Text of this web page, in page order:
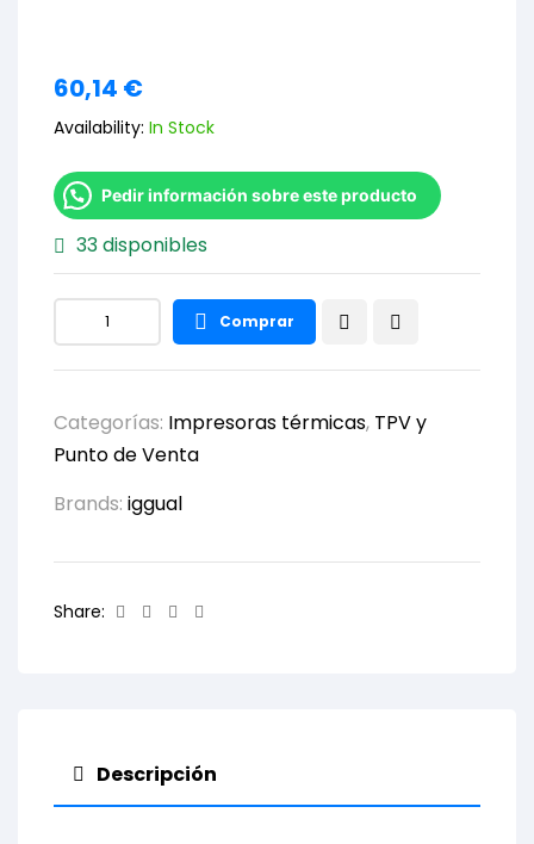
60,14 €
Availability: In Stock
Pedir información sobre este producto
33 disponibles
Comprar
Categorías: Impresoras térmicas, TPV y
Punto de Venta
Brands: iggual
Share: Facebook
TwitterLinkedin
Descripción